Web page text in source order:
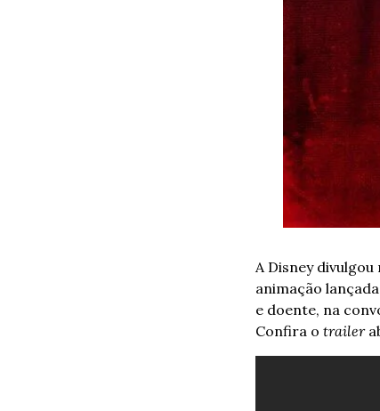
A Disney
animação
e doente, na
Confira o trailer